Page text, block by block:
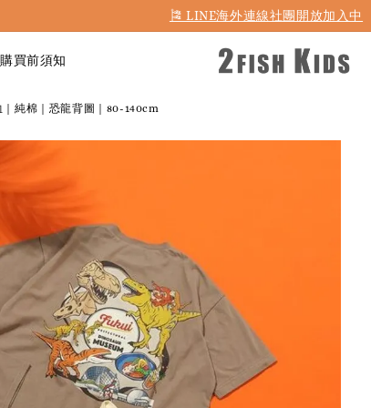
首購折50 ｜ 滿1,500 免運 ｜ 滿2,900 折140 ｜
購買前須知
純棉｜恐龍背圖｜80-140cm